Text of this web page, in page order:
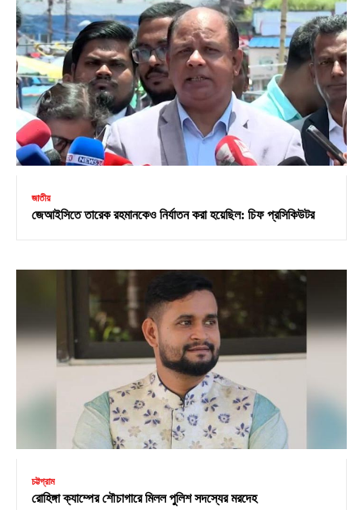
জাতীয়
জেআইসিতে তারেক রহমানকেও নির্যাতন করা হয়েছিল: চিফ প্রসিকিউটর
চট্টগ্রাম
রোহিঙ্গা ক্যাম্পের শৌচাগারে মিলল পুলিশ সদস্যের মরদেহ